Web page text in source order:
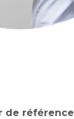
de référence